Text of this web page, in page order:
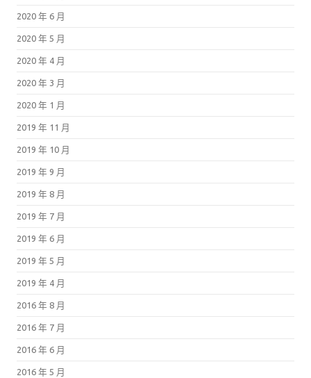
2020 年 6 月
2020 年 5 月
2020 年 4 月
2020 年 3 月
2020 年 1 月
2019 年 11 月
2019 年 10 月
2019 年 9 月
2019 年 8 月
2019 年 7 月
2019 年 6 月
2019 年 5 月
2019 年 4 月
2016 年 8 月
2016 年 7 月
2016 年 6 月
2016 年 5 月